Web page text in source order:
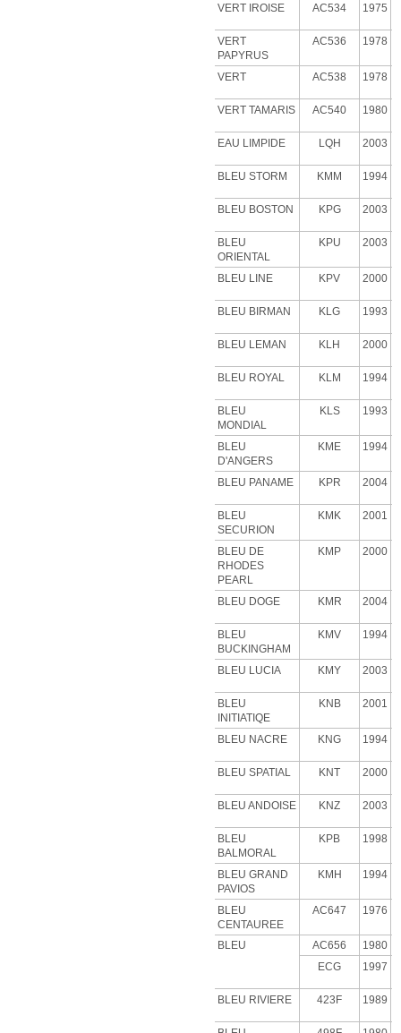
VERT IROISE AC534 1975
VERT
PAPYRUS
AC536 1978
VERT AC538 1978
VERT TAMARIS AC540 1980
EAU LIMPIDE LQH 2003
BLEU STORM KMM 1994
BLEU BOSTON KPG 2003
BLEU
ORIENTAL
KPU 2003
BLEU LINE KPV 2000
BLEU BIRMAN KLG 1993
BLEU LEMAN KLH 2000
BLEU ROYAL KLM 1994
BLEU
MONDIAL
KLS 1993
BLEU
D'ANGERS
KME 1994
BLEU PANAME KPR 2004
BLEU
SECURION
KMK 2001
BLEU DE
RHODES
PEARL
KMP 2000
BLEU DOGE KMR 2004
BLEU
BUCKINGHAM
KMV 1994
BLEU LUCIA KMY 2003
BLEU
INITIATIQE
KNB 2001
BLEU NACRE KNG 1994
BLEU SPATIAL KNT 2000
BLEU ANDOISE KNZ 2003
BLEU
BALMORAL
KPB 1998
BLEU GRAND
PAVIOS
KMH 1994
BLEU
CENTAUREE
AC647 1976
BLEU AC656 1980
ECG
1997
BLEU RIVIERE 423F 1989